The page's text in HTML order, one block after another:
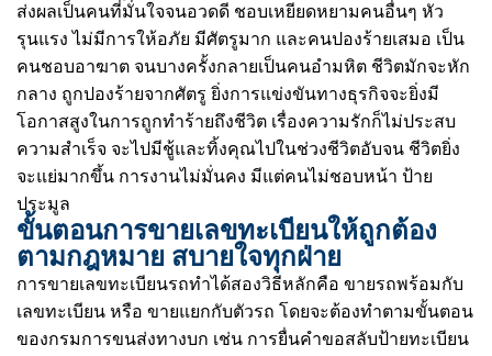
ส่งผลเป็นคนที่มั่นใจจนอวดดี ชอบเหยียดหยามคนอื่นๆ หัว
รุนแรง ไม่มีการให้อภัย มีศัตรูมาก และคนปองร้ายเสมอ เป็น
คนชอบอาฆาต จนบางครั้งกลายเป็นคนอำมหิต ชีวิตมักจะหัก
กลาง ถูกปองร้ายจากศัตรู ยิ่งการแข่งขันทางธุรกิจจะยิ่งมี
โอกาสสูงในการถูกทำร้ายถึงชีวิต เรื่องความรักก็ไม่ประสบ
ความสำเร็จ จะไปมีชู้และทิ้งคุณไปในช่วงชีวิตอับจน ชีวิตยิ่ง
จะแย่มากขึ้น การงานไม่มั่นคง มีแต่คนไม่ชอบหน้า ป้าย
ประมูล
ขั้นตอนการขายเลขทะเบียนให้ถูกต้อง
ตามกฎหมาย สบายใจทุกฝ่าย
การขายเลขทะเบียนรถทำได้สองวิธีหลักคือ ขายรถพร้อมกับ
เลขทะเบียน หรือ ขายแยกกับตัวรถ โดยจะต้องทำตามขั้นตอน
ของกรมการขนส่งทางบก เช่น การยื่นคำขอสลับป้ายทะเบียน